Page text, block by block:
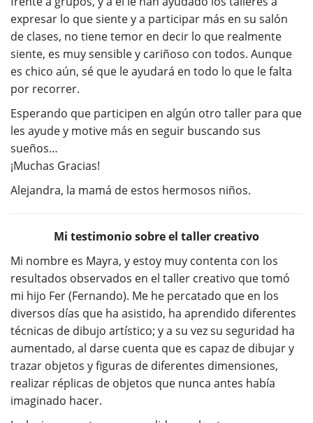
expresar lo que siente y a participar más en su salón
de clases, no tiene temor en decir lo que realmente
siente, es muy sensible y cariñoso con todos. Aunque
es chico aún, sé que le ayudará en todo lo que le falta
por recorrer.
Esperando que participen en algún otro taller para que
les ayude y motive más en seguir buscando sus
sueños…
¡Muchas Gracias!
Alejandra, la mamá de estos hermosos niños.
Mi testimonio sobre el taller creativo
Mi nombre es Mayra, y estoy muy contenta con los
resultados observados en el taller creativo que tomó
mi hijo Fer (Fernando). Me he percatado que en los
diversos días que ha asistido, ha aprendido diferentes
técnicas de dibujo artístico; y a su vez su seguridad ha
aumentado, al darse cuenta que es capaz de dibujar y
trazar objetos y figuras de diferentes dimensiones,
realizar réplicas de objetos que nunca antes había
imaginado hacer.